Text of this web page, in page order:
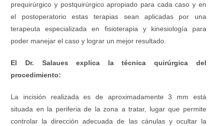
prequirúrgico y postquirúrgico apropiado para cada caso y en
el postoperatorio estas terapias sean aplicadas por una
terapeuta especializada en fisioterapia y kinesiología para
poder manejar el caso y lograr un mejor resultado.
El Dr. Salaues explica la técnica quirúrgica del
procedimiento:
La incisión realizada es de aproximadamente 3 mm está
situada en la periferia de la zona a tratar, lugar que permite
controlar la dirección adecuada de las cánulas y ocultar la